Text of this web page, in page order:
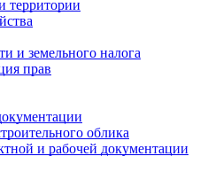
территории
и земельного налога
прав
облика
и рабочей документации